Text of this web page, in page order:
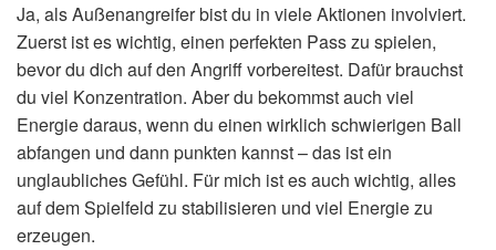
Ja, als Außenangreifer bist du in viele Aktionen involviert.
Zuerst ist es wichtig, einen perfekten Pass zu spielen,
bevor du dich auf den Angriff vorbereitest. Dafür brauchst
du viel Konzentration. Aber du bekommst auch viel
Energie daraus, wenn du einen wirklich schwierigen Ball
abfangen und dann punkten kannst – das ist ein
unglaubliches Gefühl. Für mich ist es auch wichtig, alles
auf dem Spielfeld zu stabilisieren und viel Energie zu
erzeugen.